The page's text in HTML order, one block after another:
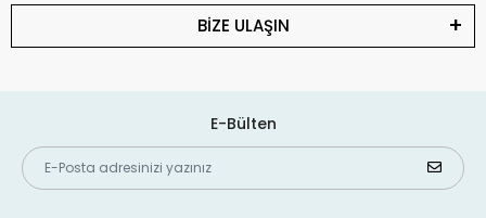
BİZE ULAŞIN
E-Bülten